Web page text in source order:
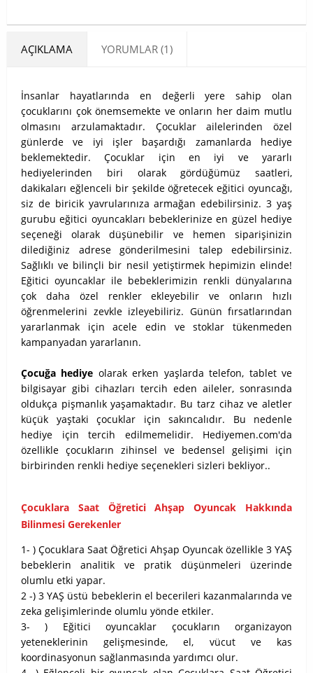
AÇIKLAMA YORUMLAR (1)
İnsanlar hayatlarında en değerli yere sahip olan
çocuklarını çok önemsemekte ve onların her daim mutlu
olmasını arzulamaktadır. Çocuklar ailelerinden özel
günlerde ve iyi işler başardığı zamanlarda hediye
beklemektedir. Çocuklar için en iyi ve yararlı
hediyelerinden biri olarak gördüğümüz saatleri,
dakikaları eğlenceli bir şekilde öğretecek eğitici oyuncağı,
siz de biricik yavrularınıza armağan edebilirsiniz.3 yaş
gurubu eğitici oyuncakları bebeklerinize en güzel hediye
seçeneği olarak düşünebilir ve hemen siparişinizin
dilediğiniz adrese gönderilmesini talep edebilirsiniz.
Sağlıklı ve bilinçli bir nesil yetiştirmek hepimizin elinde!
Eğitici oyuncaklar ile bebeklerimizin renkli dünyalarına
çok daha özel renkler ekleyebilir ve onların hızlı
öğrenmelerini zevkle izleyebiliriz. Günün fırsatlarından
yararlanmak için acele edin ve stoklar tükenmeden
kampanyadan yararlanın.
Çocuğa hediye olarak erken yaşlarda telefon, tablet ve
bilgisayar gibi cihazları tercih eden aileler, sonrasında
oldukça pişmanlık yaşamaktadır. Bu tarz cihaz ve aletler
küçük yaştaki çocuklar için sakıncalıdır. Bu nedenle
hediye için tercih edilmemelidir. Hediyemen.com'da
özellikle çocukların zihinsel ve bedensel gelişimi için
birbirinden renkli hediye seçenekleri sizleri bekliyor..
Çocuklara Saat Öğretici Ahşap Oyuncak Hakkında
Bilinmesi Gerekenler
1- ) Çocuklara Saat Öğretici Ahşap Oyuncak özellikle 3 YAŞ
bebeklerin analitik ve pratik düşünmeleri üzerinde
olumlu etki yapar.
2 -) 3 YAŞ üstü bebeklerin el becerileri kazanmalarında ve
zeka gelişimlerinde olumlu yönde etkiler.
3- ) Eğitici oyuncaklar çocukların organizayon
yeteneklerinin gelişmesinde, el, vücut ve kas
koordinasyonun sağlanmasında yardımcı olur.